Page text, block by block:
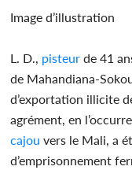
Image d’illustration
L. D., pisteur de 41
de Mahandiana-
d’exportation illicite
agrément, en
cajou vers le Mali, a
d’emprisonnement